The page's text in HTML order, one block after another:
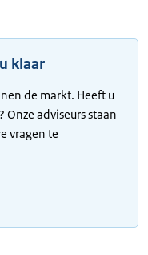
klaar
de markt. Heeft u
adviseurs staan
vragen te